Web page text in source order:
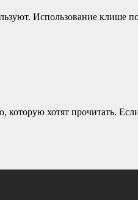
Использование клише
хотят прочитать.